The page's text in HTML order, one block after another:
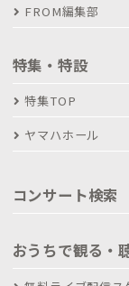
FROM編集部
特集・特設
特集TOP
ヤマハホール
コンサート検索
おうちで観る・